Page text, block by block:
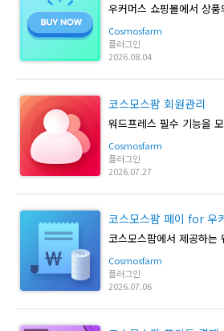
Cosmosfarm
플러그인
2026.08.04
코스모스팜 회원관리
Cosmosfarm
플러그인
2026.07.27
Cosmosfarm
플러그인
2026.07.06